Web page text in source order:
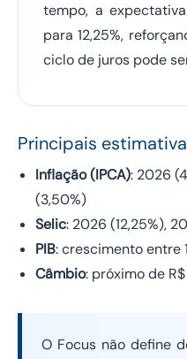
tempo, a
para 12,25%,
ciclo de juros pode
Principais
Inflação (IPCA): 2026
(3,50%)
Selic: 2026 (12,25%),
PIB: crescimento entre
Câmbio: próximo de
O Focus não define